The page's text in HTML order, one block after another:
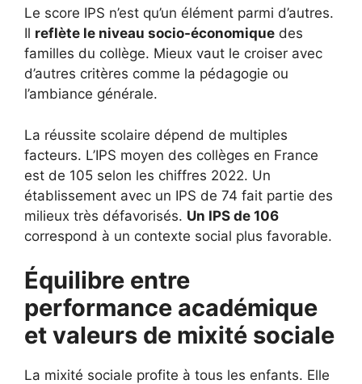
Le score IPS n’est qu’un élément parmi d’autres.
Il reflète le niveau socio-économique des
familles du collège. Mieux vaut le croiser avec
d’autres critères comme la pédagogie ou
l’ambiance générale.
La réussite scolaire dépend de multiples
facteurs. L’IPS moyen des collèges en France
est de 105 selon les chiffres 2022. Un
établissement avec un IPS de 74 fait partie des
milieux très défavorisés. Un IPS de 106
correspond à un contexte social plus favorable.
Équilibre entre
performance académique
et valeurs de mixité sociale
La mixité sociale profite à tous les enfants. Elle